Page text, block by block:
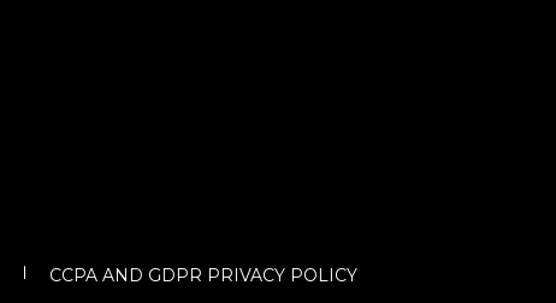
CCPA AND GDPR PRIVACY POLICY